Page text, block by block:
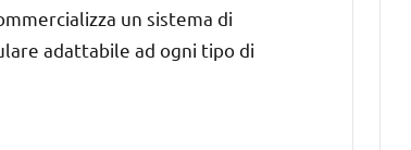
un sistema di
adattabile ad ogni tipo di